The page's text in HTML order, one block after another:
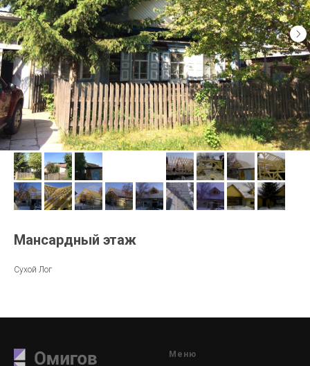
Мансардный этаж
Сухой Лог
Меню